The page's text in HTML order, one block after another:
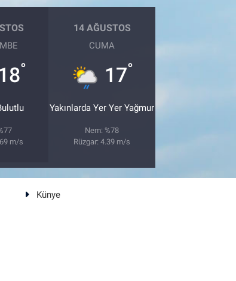
°
m/s
14 AĞUSTOS
CUMA
17°
Yakınlarda Yer Yer Yağmur
Nem: %78
Rüzgar: 4.39 m/s
Künye